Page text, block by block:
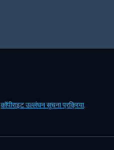
कॉपीराइट उल्लंघन सूचना प्रक्रिया.